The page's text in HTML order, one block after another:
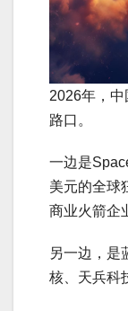
2026年，
路口。
一边是
美元的全球
商业火箭企
另一边，是
核、天兵科